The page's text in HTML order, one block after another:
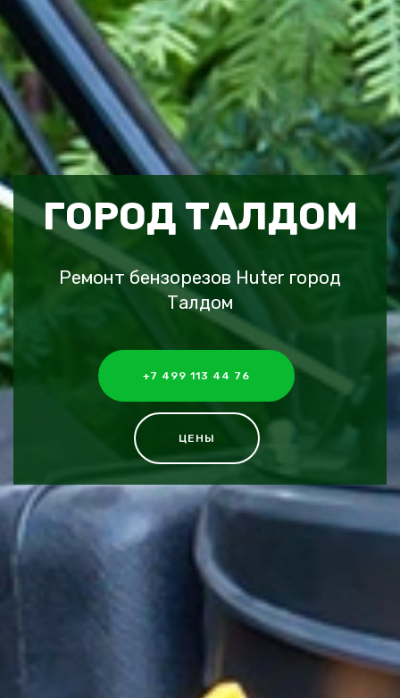
ГОРОД ТАЛДОМ
Ремонт бензорезов Huter город
Талдом
+7 499 113 44 76
ЦЕНЫ